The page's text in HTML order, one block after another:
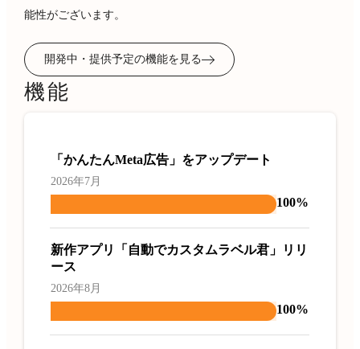
能性がございます。
開発中・提供予定の機能を見る
機能
「かんたんMeta広告」をアップデート
2026年7月
100%
新作アプリ「自動でカスタムラベル君」リリ
ース
2026年8月
100%